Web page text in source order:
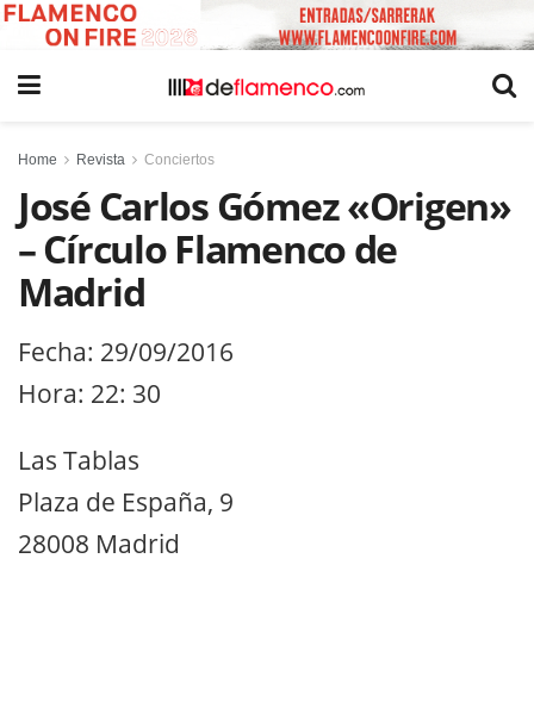
Home Revista Conciertos
José Carlos Gómez «Origen»
– Círculo Flamenco de
Madrid
Fecha: 29/09/2016
Hora: 22: 30
Las Tablas
Plaza de España, 9
28008 Madrid